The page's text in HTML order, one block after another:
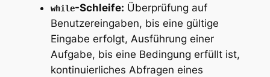
while-Schleife: Überprüfung auf
Benutzereingaben, bis eine gültige
Eingabe erfolgt, Ausführung einer
Aufgabe, bis eine Bedingung erfüllt ist,
kontinuierliches Abfragen eines